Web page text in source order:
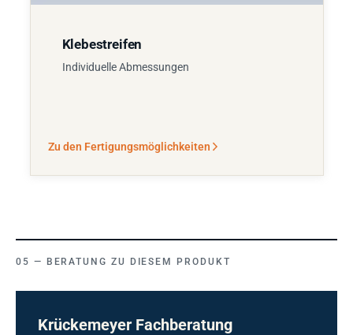
Klebestreifen
Individuelle Abmessungen
Zu den Fertigungsmöglichkeiten
BERATUNG ZU DIESEM PRODUKT
Krückemeyer Fachberatung